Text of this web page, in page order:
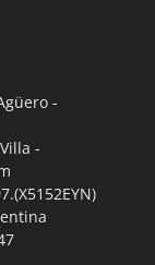
-
-